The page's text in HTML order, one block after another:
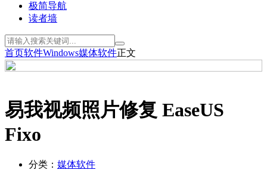
极简导航
读者墙
首页软件Windows媒体软件正文
易我视频照片修复 EaseUS
Fixo
分类： 媒体软件